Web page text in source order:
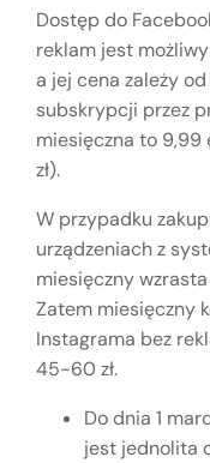
Dostęp do
reklam jest
a jej cena zależy
subskrypcji przez
miesięczna to 9,99
zł).
W przypadku
urządzeniach z
miesięczny wzrasta
Zatem miesięczny
Instagrama bez
45-60 zł.
Do dnia 1
jest jednolita